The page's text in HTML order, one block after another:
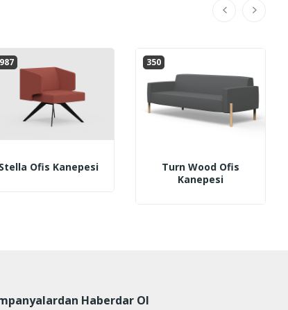
Stella Ofis Kanepesi
350
Turn Wood Ofis
Kanepesi
Haberdar Ol